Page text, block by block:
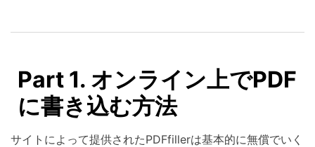
Part 1. オンライン上でPDF
に書き込む方法
サイトによって提供されたPDFfillerは基本的に無償でいく